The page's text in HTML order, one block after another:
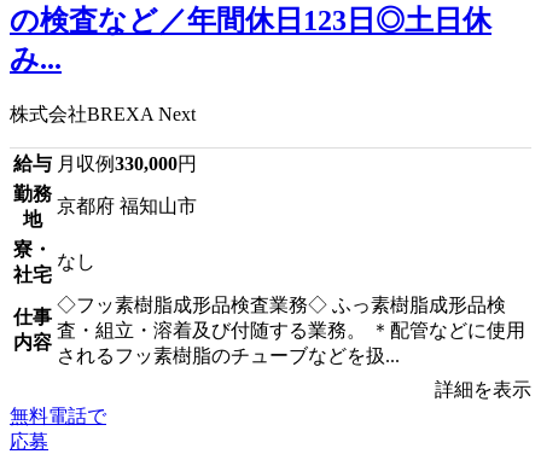
の検査など／年間休日123日◎土日休
み...
株式会社BREXA Next
給与 月収例330,000円
勤務
地
京都府 福知山市
寮・
社宅
なし
仕事
内容
◇フッ素樹脂成形品検査業務◇ ふっ素樹脂成形品検
査・組立・溶着及び付随する業務。 ＊配管などに使用
されるフッ素樹脂のチューブなどを扱...
詳細を表示
無料電話で
応募